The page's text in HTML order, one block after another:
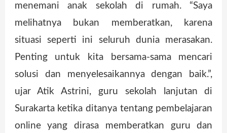
menemani anak sekolah di rumah. “Saya
melihatnya bukan memberatkan, karena
situasi seperti ini seluruh dunia merasakan.
Penting untuk kita bersama-sama mencari
solusi dan menyelesaikannya dengan baik.”,
ujar Atik Astrini, guru sekolah lanjutan di
Surakarta ketika ditanya tentang pembelajaran
online yang dirasa memberatkan guru dan